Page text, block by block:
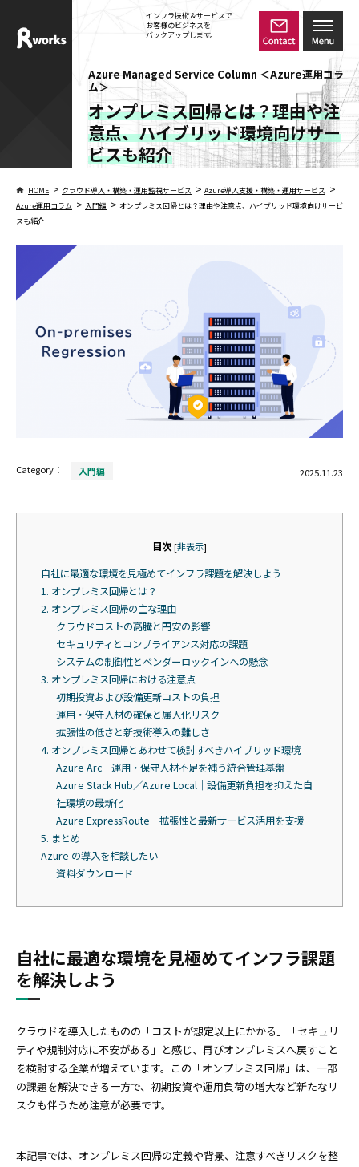
インフラ技術＆サービスで
お客様のビジネスを
バックアップします。
Azure Managed Service Column ＜Azure運用コラ
ム＞
オンプレミス回帰とは？理由や注
意点、ハイブリッド環境向けサー
ビスも紹介
HOME > クラウド導入・構築・運用監視サービス > Azure導入支援・構築・運用サービス >
Azure運用コラム > 入門編 > オンプレミス回帰とは？理由や注意点、ハイブリッド環境向けサービ
スも紹介
Category： 入門編 2025.11.23
目次[非表示]
自社に最適な環境を見極めてインフラ課題を解決しよう
1. オンプレミス回帰とは？
2. オンプレミス回帰の主な理由
クラウドコストの高騰と円安の影響
セキュリティとコンプライアンス対応の課題
システムの制御性とベンダーロックインへの懸念
3. オンプレミス回帰における注意点
初期投資および設備更新コストの負担
運用・保守人材の確保と属人化リスク
拡張性の低さと新技術導入の難しさ
4. オンプレミス回帰とあわせて検討すべきハイブリッド環境
Azure Arc｜運用・保守人材不足を補う統合管理基盤
Azure Stack Hub／Azure Local｜設備更新負担を抑えた自
社環境の最新化
Azure ExpressRoute｜拡張性と最新サービス活用を支援
5. まとめ
Azure の導入を相談したい
資料ダウンロード
自社に最適な環境を見極めてインフラ課題
を解決しよう
クラウドを導入したものの「コストが想定以上にかかる」「セキュリ
ティや規制対応に不安がある」と感じ、再びオンプレミスへ戻すこと
を検討する企業が増えています。この「オンプレミス回帰」は、一部
の課題を解決できる一方で、初期投資や運用負荷の増大など新たなリ
スクも伴うため注意が必要です。
本記事では、オンプレミス回帰の定義や背景、注意すべきリスクを整